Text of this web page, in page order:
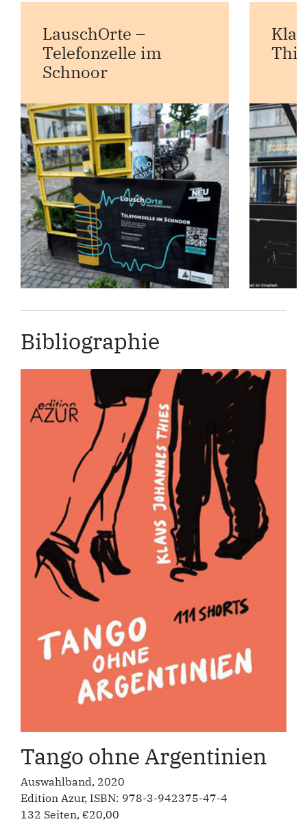
LauschOrte –
Telefonzelle im
Schnoor
Bibliographie
Tango ohne Argentinien
Auswahlband, 2020
Edition Azur, ISBN: 978-3-942375-47-4
132 Seiten, €20,00